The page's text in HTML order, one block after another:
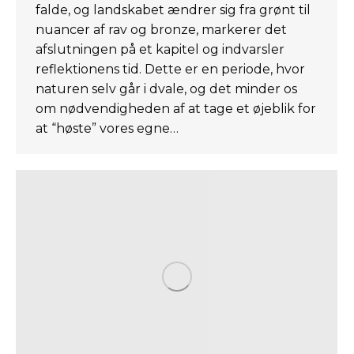
falde, og landskabet ændrer sig fra grønt til
nuancer af rav og bronze, markerer det
afslutningen på et kapitel og indvarsler
reflektionens tid. Dette er en periode, hvor
naturen selv går i dvale, og det minder os
om nødvendigheden af at tage et øjeblik for
at “høste” vores egne…